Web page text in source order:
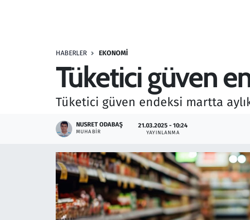
HABERLER EKONOMI
Tüketici güven
Tüketici güven endeksi martta
NUSRET ODABAŞ
MUHABIR
21.03.2025 - 10:24
YAYINLANMA
Savunma Sanayi
Seçim 2023
Teknoloji ve Bilim
Televizyon